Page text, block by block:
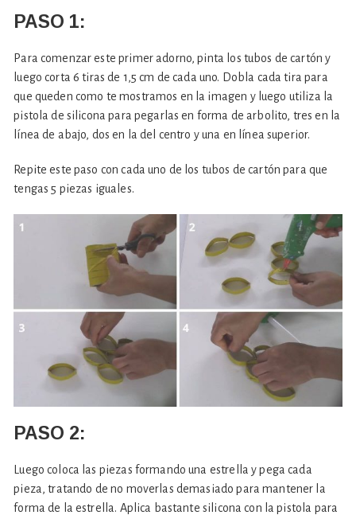
PASO 1:
Para comenzar este primer adorno, pinta los tubos de cartón y
luego corta 6 tiras de 1,5 cm de cada uno. Dobla cada tira para
que queden como te mostramos en la imagen y luego utiliza la
pistola de silicona para pegarlas en forma de arbolito, tres en la
línea de abajo, dos en la del centro y una en línea superior.
Repite este paso con cada uno de los tubos de cartón para que
tengas 5 piezas iguales.
PASO 2:
Luego coloca las piezas formando una estrella y pega cada
pieza, tratando de no moverlas demasiado para mantener la
forma de la estrella. Aplica bastante silicona con la pistola para